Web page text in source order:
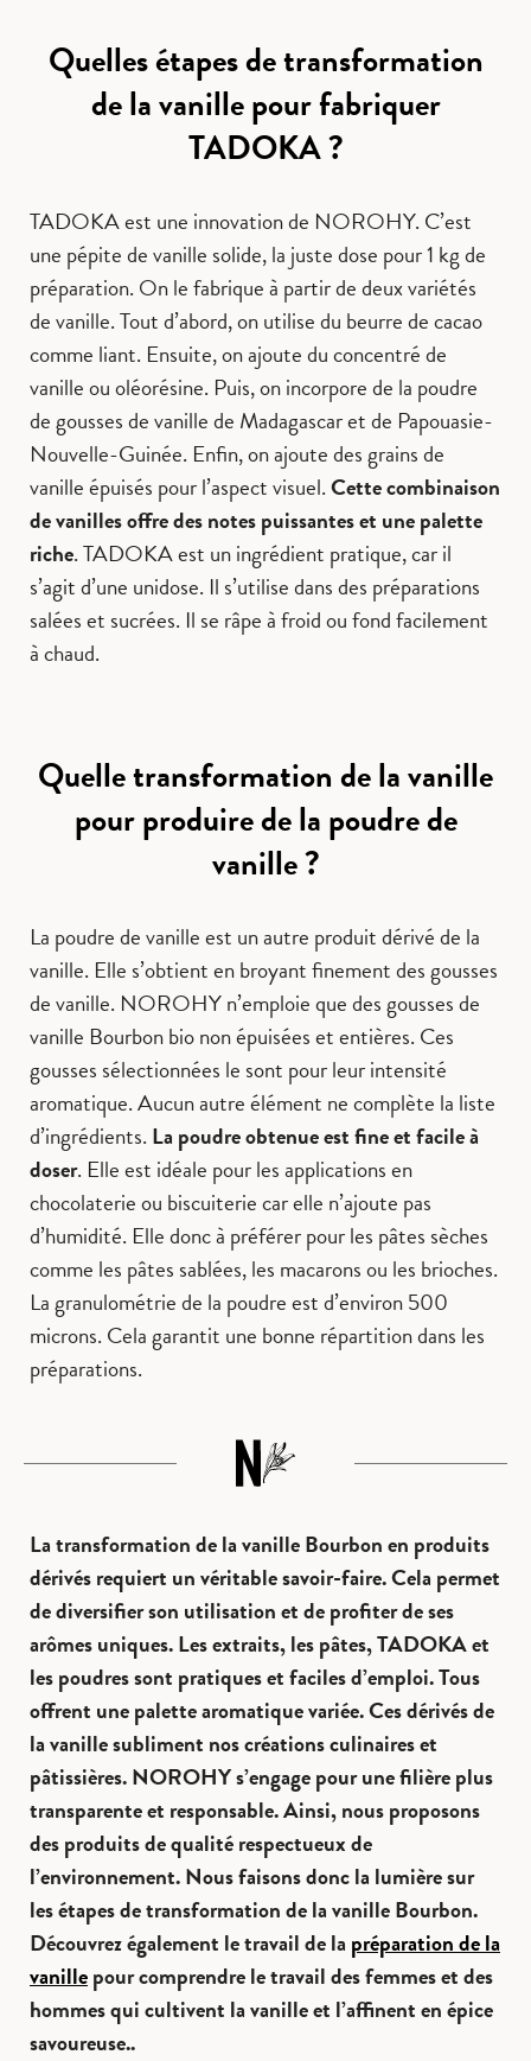
Quelles étapes de transformation
de la vanille pour fabriquer
TADOKA ?
TADOKA est une innovation de NOROHY. C’est
une pépite de vanille solide, la juste dose pour 1 kg de
préparation. On le fabrique à partir de deux variétés
de vanille. Tout d’abord, on utilise du beurre de cacao
comme liant. Ensuite, on ajoute du concentré de
vanille ou oléorésine. Puis, on incorpore de la poudre
de gousses de vanille de Madagascar et de Papouasie-
Nouvelle-Guinée. Enfin, on ajoute des grains de
vanille épuisés pour l’aspect visuel.Cette combinaison
de vanilles offre des notes puissantes et une palette
riche. TADOKA est un ingrédient pratique, car il
s’agit d’une unidose. Il s’utilise dans des préparations
salées et sucrées. Il se râpe à froid ou fond facilement
à chaud.
Quelle transformation de la vanille
pour produire de la poudre de
vanille ?
La poudre de vanille est un autre produit dérivé de la
vanille. Elle s’obtient en broyant finement des gousses
de vanille. NOROHY n’emploie que des gousses de
vanille Bourbon bio non épuisées et entières. Ces
gousses sélectionnées le sont pour leur intensité
aromatique. Aucun autre élément ne complète la liste
d’ingrédients. La poudre obtenue est fine et facile à
doser. Elle est idéale pour les applications en
chocolaterie ou biscuiterie car elle n’ajoute pas
d’humidité. Elle donc à préférer pour les pâtes sèches
comme les pâtes sablées, les macarons ou les brioches.
La granulométrie de la poudre est d’environ 500
microns. Cela garantit une bonne répartition dans les
préparations.
La transformation de la vanille Bourbon en produits
dérivés requiert un véritable savoir-faire. Cela permet
de diversifier son utilisation et de profiter de ses
arômes uniques. Les extraits, les pâtes, TADOKA et
les poudres sont pratiques et faciles d’emploi. Tous
offrent une palette aromatique variée. Ces dérivés de
la vanille subliment nos créations culinaires et
pâtissières. NOROHY s’engage pour une filière plus
transparente et responsable. Ainsi, nous proposons
des produits de qualité respectueux de
l’environnement. Nous faisons donc la lumière sur
les étapes de transformation de la vanille Bourbon.
Découvrez également le travail de la préparation de la
vanillepour comprendre le travail des femmes et des
hommes qui cultivent la vanille et l’affinent en épice
savoureuse..